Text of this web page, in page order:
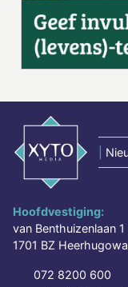
Hoofdvestiging:
van Benthuizenlaan 1
1701 BZ
072 8200 600